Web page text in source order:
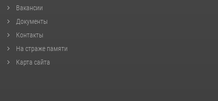
Вакансии
Документы
Контакты
На страже памяти
Карта сайта